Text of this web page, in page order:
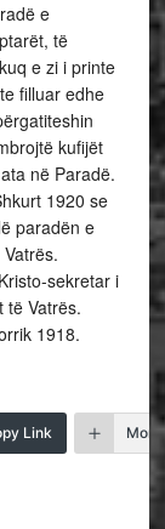
e
të
e zi i printe
filluar edhe
kufijët
në Paradë.
1920 se
paradën e
sekretar i
të Vatrës.
1918.
Link More